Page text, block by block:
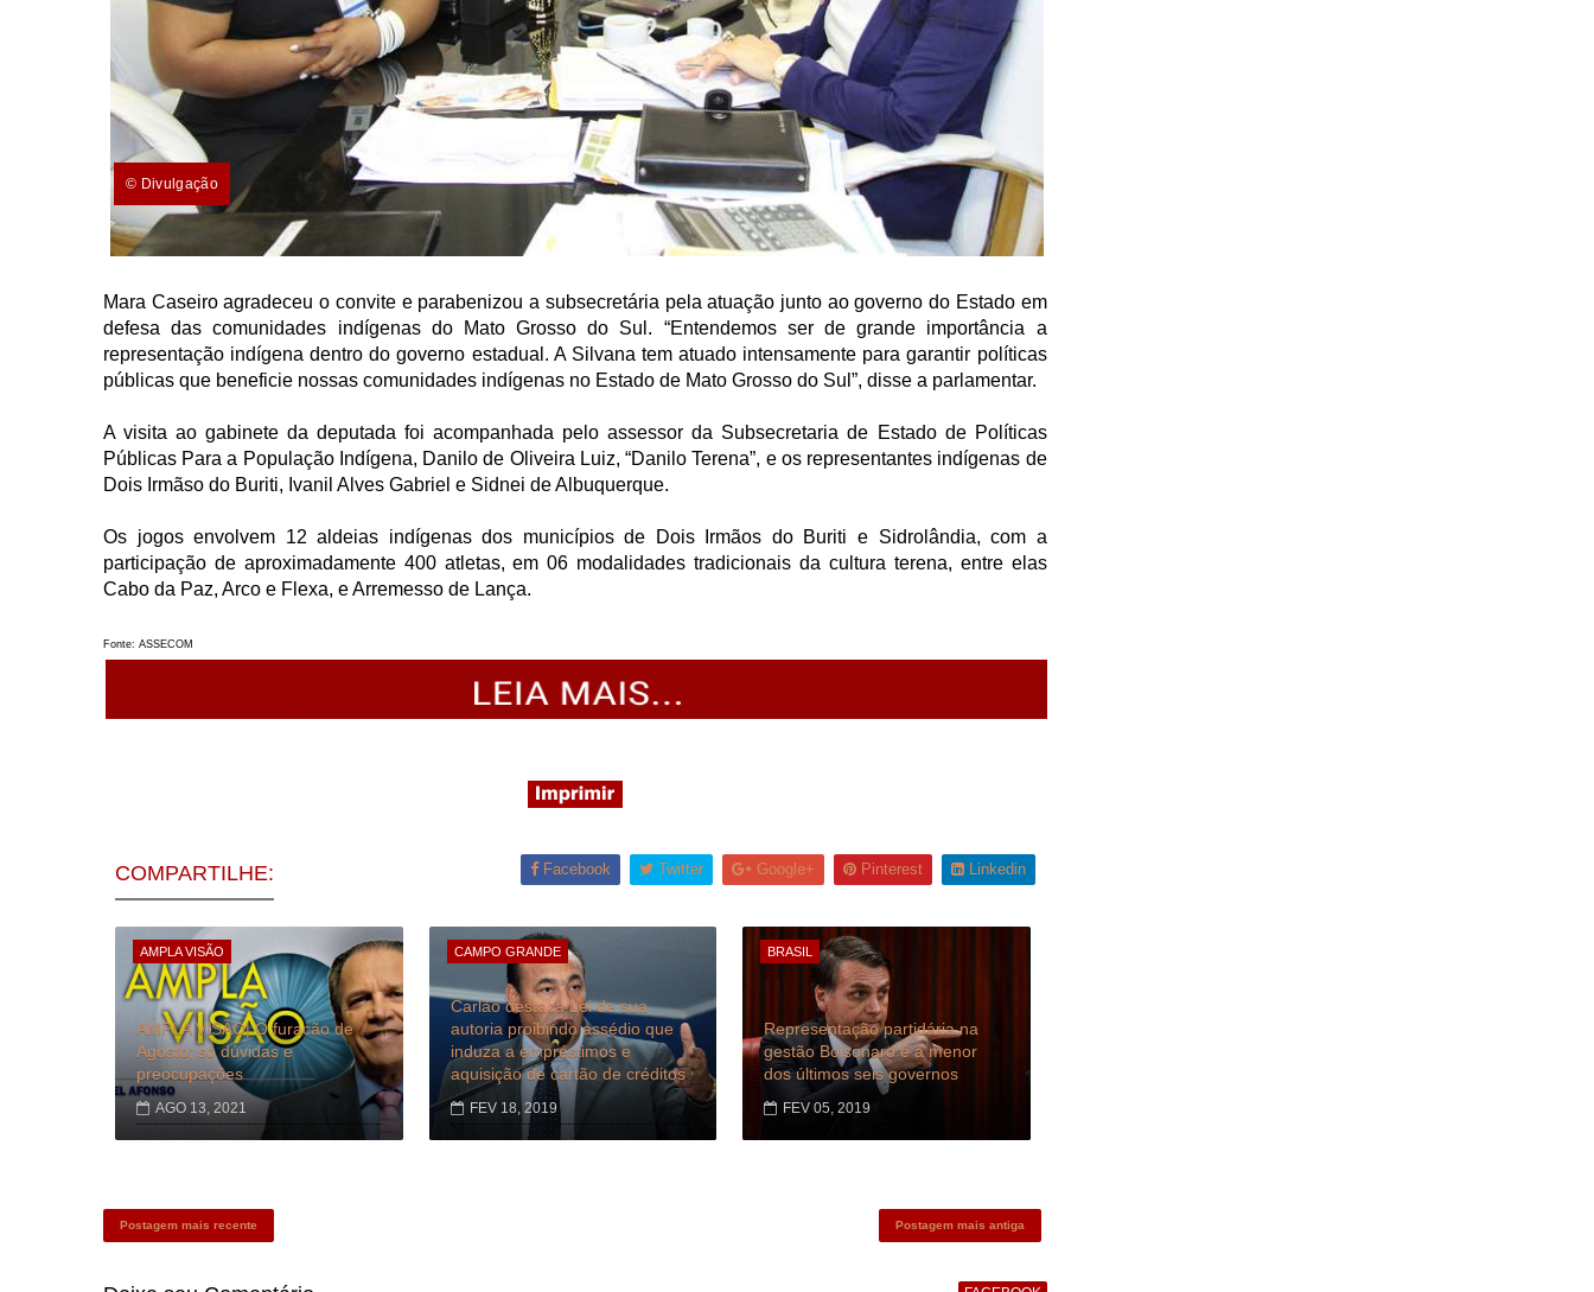
© Divulgação
Mara Caseiro agradeceu o convite e parabenizou a subsecretária pela atuação junto ao governo do Estado em
defesa das comunidades indígenas do Mato Grosso do Sul. “Entendemos ser de grande importância a
representação indígena dentro do governo estadual. A Silvana tem atuado intensamente para garantir políticas
públicas que beneficie nossas comunidades indígenas no Estado de Mato Grosso do Sul”, disse a parlamentar.
A visita ao gabinete da deputada foi acompanhada pelo assessor da Subsecretaria de Estado de Políticas
Públicas Para a População Indígena, Danilo de Oliveira Luiz, “Danilo Terena”, e os representantes indígenas de
Dois Irmãso do Buriti, Ivanil Alves Gabriel e Sidnei de Albuquerque.
Os jogos envolvem 12 aldeias indígenas dos municípios de Dois Irmãos do Buriti e Sidrolândia, com a
participação de aproximadamente 400 atletas, em 06 modalidades tradicionais da cultura terena, entre elas
Cabo da Paz, Arco e Flexa, e Arremesso de Lança.
Fonte: ASSECOM
COMPARTILHE: Facebook Twitter Google+ Pinterest Linkedin
AMPLA VISÃO
AMPLA VISÃO| O furacão de
Agosto; só dúvidas e
preocupações
AGO 13, 2021
CAMPO GRANDE
Carlão destaca Lei de sua
autoria proibindo assédio que
induza a empréstimos e
aquisição de cartão de créditos
FEV 18, 2019
BRASIL
Representação partidária na
gestão Bolsonaro é a menor
dos últimos seis governos
FEV 05, 2019
Postagem mais recente Postagem mais antiga